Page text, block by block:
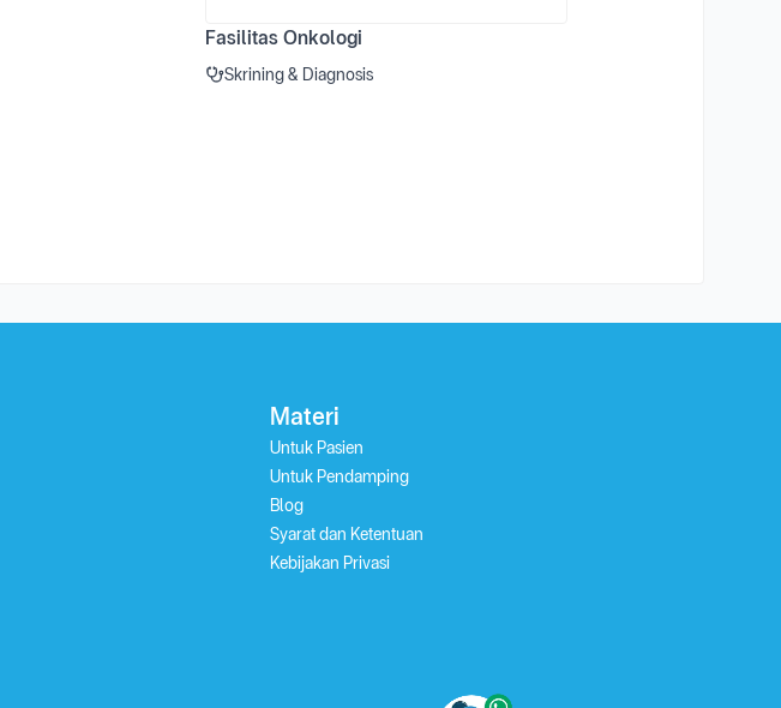
Fasilitas Onkologi
Skrining & Diagnosis
Materi
Untuk Pasien
Untuk Pendamping
Blog
Syarat dan Ketentuan
Kebijakan Privasi